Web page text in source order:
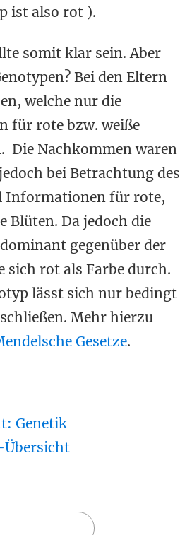
ist also rot ).
somit klar sein. Aber
Bei den Eltern
welche nur die
für rote bzw. weiße
Die Nachkommen waren
bei Betrachtung des
Informationen für rote,
Blüten. Da jedoch die
gegenüber der
sich rot als Farbe durch.
lässt sich nur bedingt
Mehr hierzu
Gesetze.
Genetik